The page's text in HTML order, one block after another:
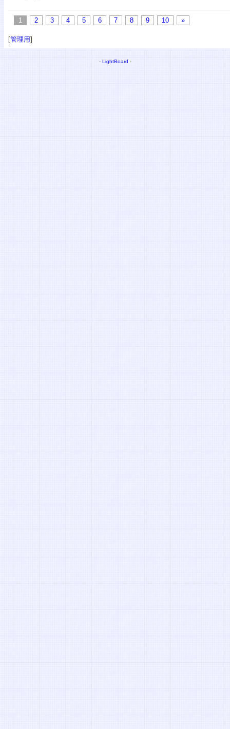
1 2 3 4 5 6 7 8 9 10 »
[管理用]
- LightBoard -